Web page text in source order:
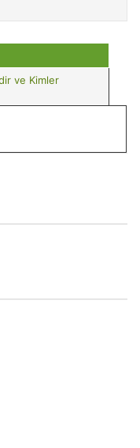
ve Kimler